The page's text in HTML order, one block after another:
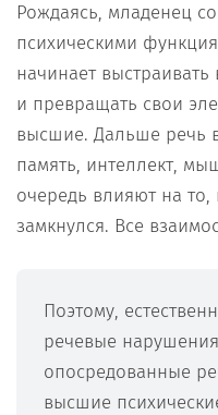
Рождаясь, младенец
психическими
начинает
и превращать свои
высшие. Дальше речь
память, интеллект,
очередь влияют на то,
замкнулся. Все
Поэтому,
речевые
опосредованные
высшие